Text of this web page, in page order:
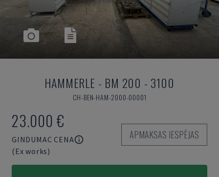
HAMMERLE - BM 200 - 3100
CH-BEN-HAM-2000-00001
23.000 €
GINDUMAC CENA
(Ex works)
APMAKSAS IESPĒJAS